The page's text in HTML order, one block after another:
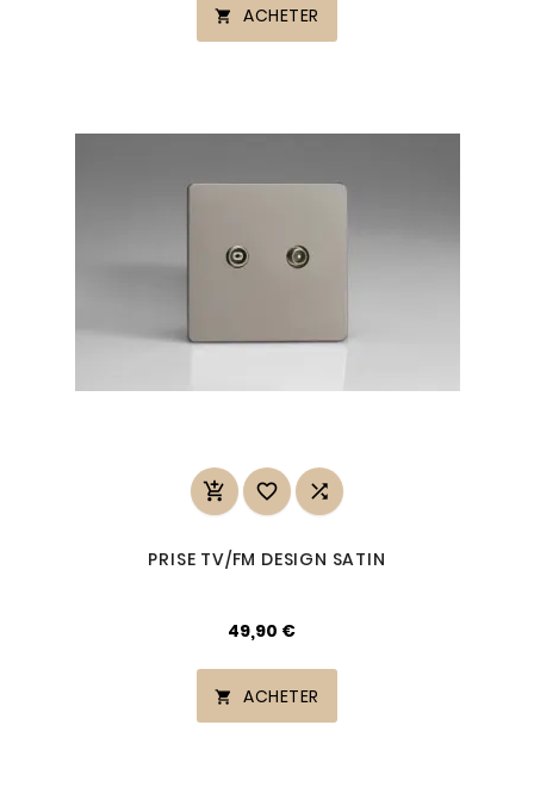
 ACHETER
  
PRISE TV/FM DESIGN SATIN
49,90 €
 ACHETER